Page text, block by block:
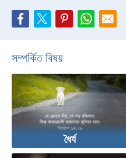
সম্পর্কিত বিষয়
ধৈর্য